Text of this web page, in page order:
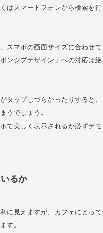
はスマートフォンから検索を行
スマホの画面サイズに合わせて
ンシブデザイン」への対応は絶
タップしづらかったりすると、
うでしょう。
で美しく表示されるか必ずデモ
るか
に見えますが、カフェにとって
す。